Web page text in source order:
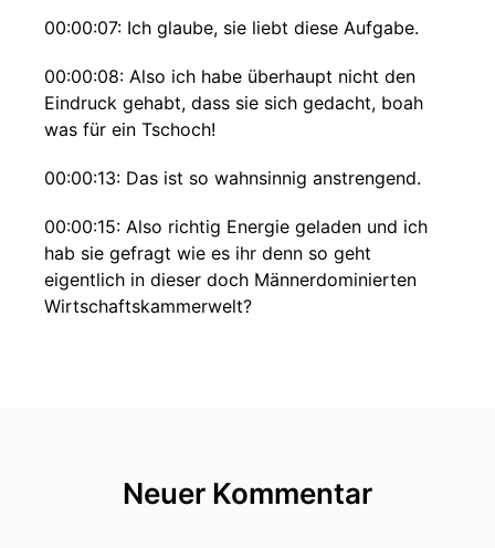
00:00:07: Ich glaube, sie liebt diese Aufgabe.
00:00:08: Also ich habe überhaupt nicht den
Eindruck gehabt, dass sie sich gedacht, boah
was für ein Tschoch!
00:00:13: Das ist so wahnsinnig anstrengend.
00:00:15: Also richtig Energie geladen und ich
hab sie gefragt wie es ihr denn so geht
eigentlich in dieser doch Männerdominierten
Wirtschaftskammerwelt?
00:00:33: Neues.".Neuer Kommentar